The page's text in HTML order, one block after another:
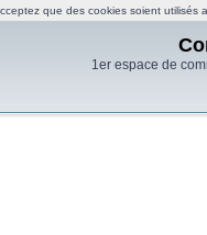
1er espace de
que des cookies soient